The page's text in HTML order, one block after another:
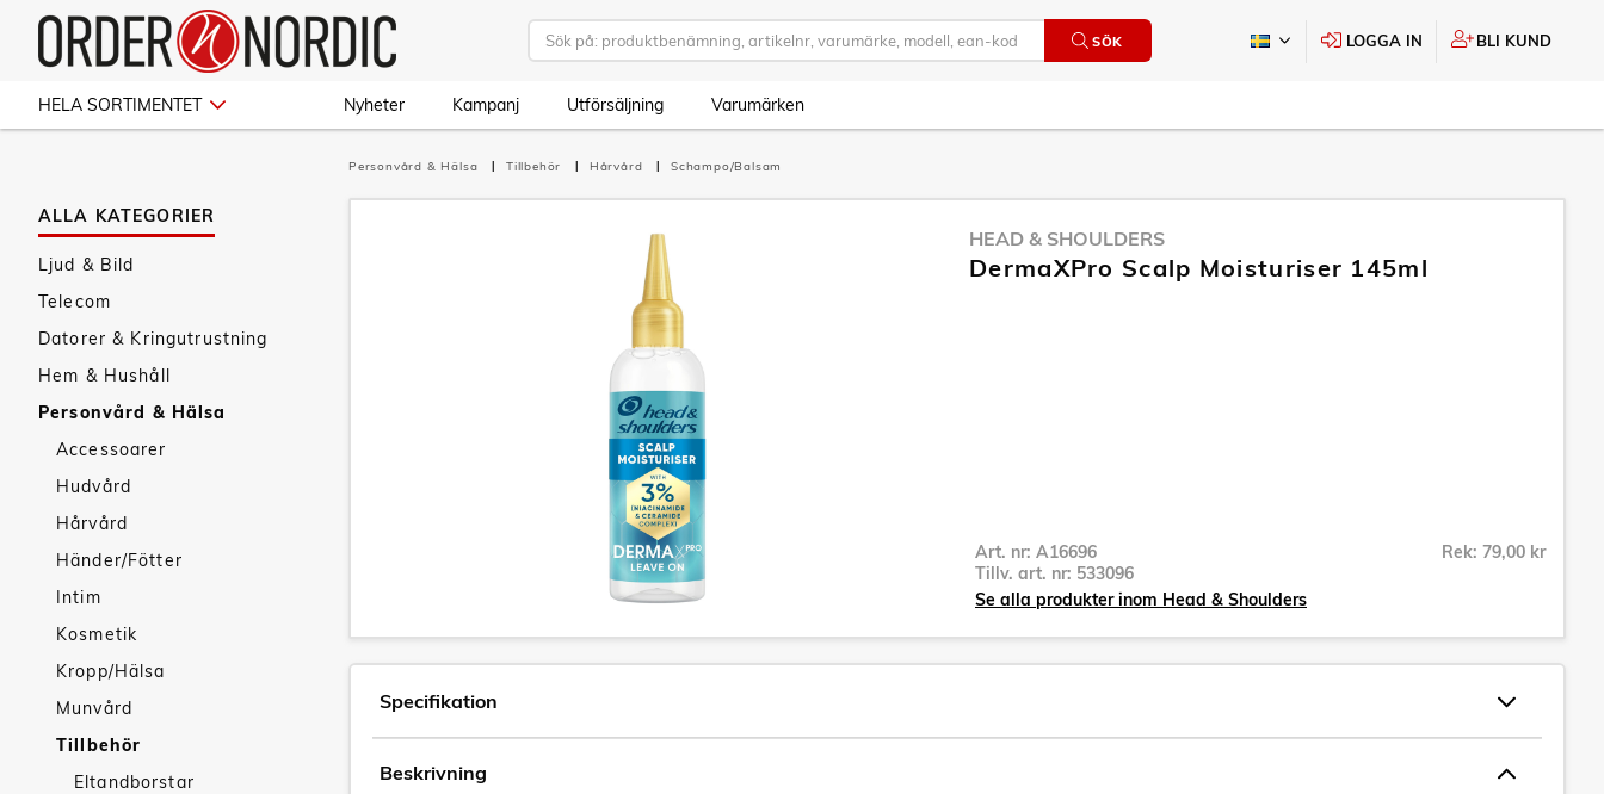
SÖK LOGGA IN BLI KUND
HELA SORTIMENTET Nyheter Kampanj Utförsäljning Varumärken
ALLA KATEGORIER
Ljud & Bild
Telecom
Datorer & Kringutrustning
Hem & Hushåll
Personvård & Hälsa
Accessoarer
Hudvård
Hårvård
Händer/Fötter
Intim
Kosmetik
Kropp/Hälsa
Munvård
Tillbehör
Eltandborstar
Personvård & Hälsa Tillbehör Hårvård Schampo/Balsam
HEAD & SHOULDERS
DermaXPro Scalp Moisturiser 145ml
Art. nr: A16696
Tillv. art. nr: 533096
Rek: 79,00 kr
Se alla produkter inom Head & Shoulders
Specifikation
Beskrivning